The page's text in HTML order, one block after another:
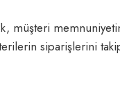
müşteri
siparişlerini